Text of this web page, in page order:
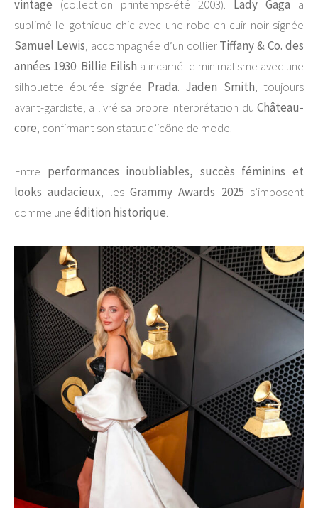
vintage (collection printemps-été 2003). Lady Gaga a
sublimé le gothique chic avec une robe en cuir noir signée
Samuel Lewis, accompagnée d’un collierTiffany & Co. des
années 1930. Billie Eilish a incarné le minimalisme avec une
silhouette épurée signée Prada. Jaden Smith, toujours
avant-gardiste, a livré sa propre interprétation du Château-
core, confirmant son statut d’icône de mode.
Entre performances inoubliables, succès féminins et
looks audacieux, lesGrammy Awards 2025 s’imposent
comme uneédition historique.